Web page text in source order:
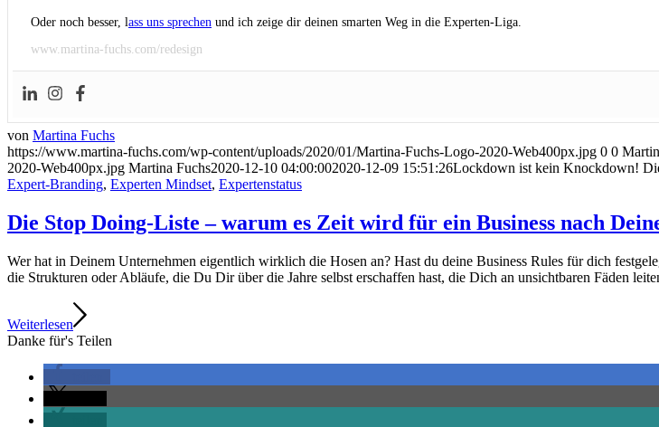
Oder noch besser, lass uns sprechen und ich zeige dir deinen smarten Weg in die Experten-Liga.
www.martina-fuchs.com/redesign
von Martina Fuchs
https://www.martina-fuchs.com/wp-content/uploads/2020/01/Martina-Fuchs-Logo-2020-Web400px.jpg 0 0
2020-Web400px.jpg Martina Fuchs2020-12-10 04:00:002020-12-09 15:51:26Lockdown ist kein Knockdown!
Expert-Branding, Experten Mindset, Expertenstatus
Die Stop Doing-Liste – warum es Zeit wird für ein Business nach
Wer hat in Deinem Unternehmen eigentlich wirklich die Hosen an? Hast du deine Business Rules für dich
die Strukturen oder Abläufe, die Du Dir über die Jahre selbst erschaffen hast, die Dich an unsichtbaren Fäden
Weiterlesen
Danke für's Teilen